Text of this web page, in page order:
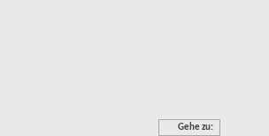
Gehe zu: